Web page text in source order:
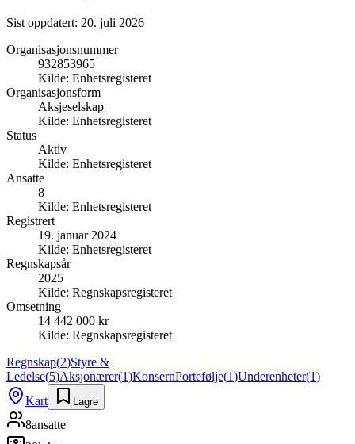
Sist oppdatert: 20. juli 2026
Organisasjonsnummer
932853965
Kilde: Enhetsregisteret
Organisasjonsform
Aksjeselskap
Kilde: Enhetsregisteret
Status
Aktiv
Kilde: Enhetsregisteret
Ansatte
8
Kilde: Enhetsregisteret
Registrert
19. januar 2024
Kilde: Enhetsregisteret
Regnskapsår
2025
Kilde: Regnskapsregisteret
Omsetning
14 442 000 kr
Kilde: Regnskapsregisteret
Regnskap(2)Styre &
Ledelse(5)Aksjonærer(1)KonsernPortefølje(1)Underenheter(1)
Kart
Lagre
8ansatte